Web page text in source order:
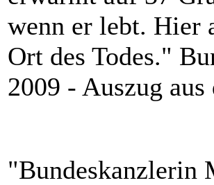
wenn er lebt. Hier
Ort des Todes."
2009 - Auszug aus
"Bundeskanzlerin